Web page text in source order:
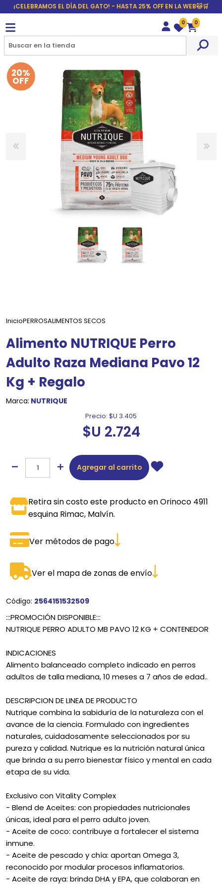
¡CELEBRAMOS EL DÍA DEL GATO! - HASTA 25% OFF EN LA WEB🐱🛒
Wishlist
0
Carrito
0
20%
OFF
InicioPERROSALIMENTOS SECOS
Alimento NUTRIQUE Perro
Adulto Raza Mediana Pavo 12
Kg + Regalo
Marca: NUTRIQUE
Precio: $U 3.405
$U 2.724
Agregar al carrito
Retira sin costo este producto en Orinoco 4911
esquina Rimac, Malvín.
Ver métodos de pago
Ver el mapa de zonas de envío
Código: 2564151532509
:::PROMOCIÓN DISPONIBLE:::
NUTRIQUE PERRO ADULTO MB PAVO 12 KG + CONTENEDOR
INDICACIONES
Alimento balanceado completo indicado en perros
adultos de talla mediana, 10 meses a 7 años de edad..
DESCRIPCION DE LINEA DE PRODUCTO
Nutrique combina la sabiduría de la naturaleza con el
avance de la ciencia. Formulado con ingredientes
naturales, cuidadosamente seleccionados por su
pureza y calidad. Nutrique es la nutrición natural única
que brinda a su perro bienestar físico y mental en cada
etapa de su vida.
Exclusivo con Vitality Complex
- Blend de Aceites: con propiedades nutricionales
únicas, ideal para el perro adulto joven.
- Aceite de coco: contribuye a fortalecer el sistema
inmune.
- Aceite de pescado y chía: aportan Omega 3,
reconocido por modular procesos inflamatorios.
- Aceite de raya: brinda DHA y EPA, que colaboran en